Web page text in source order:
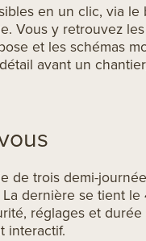
en un clic, via le
Vous y retrouvez
et les schémas
avant un
de trois demi-
dernière se tient le
réglages et
interactif.